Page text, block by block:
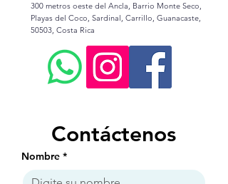
300 metros oeste del Ancla, Barrio Monte Seco,
Playas del Coco, Sardinal, Carrillo, Guanacaste,
50503, Costa Rica
Contáctenos
Nombre *